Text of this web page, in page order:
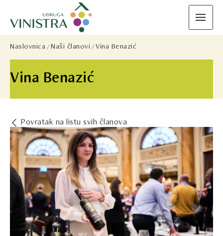
Vina Benazić
Naslovnica Naši članovi Vina Benazić
Povratak na listu svih članova